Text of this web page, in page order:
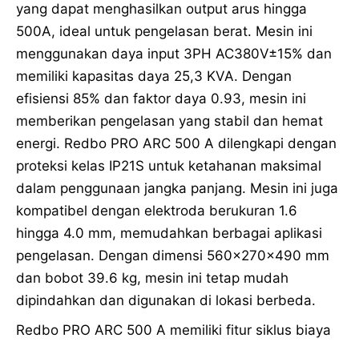
yang dapat menghasilkan output arus hingga
500A, ideal untuk pengelasan berat. Mesin ini
menggunakan daya input 3PH AC380V±15% dan
memiliki kapasitas daya 25,3 KVA. Dengan
efisiensi 85% dan faktor daya 0.93, mesin ini
memberikan pengelasan yang stabil dan hemat
energi. Redbo PRO ARC 500 A dilengkapi dengan
proteksi kelas IP21S untuk ketahanan maksimal
dalam penggunaan jangka panjang. Mesin ini juga
kompatibel dengan elektroda berukuran 1.6
hingga 4.0 mm, memudahkan berbagai aplikasi
pengelasan. Dengan dimensi 560x270x490 mm
dan bobot 39.6 kg, mesin ini tetap mudah
dipindahkan dan digunakan di lokasi berbeda.
Redbo PRO ARC 500 A memiliki fitur siklus biaya